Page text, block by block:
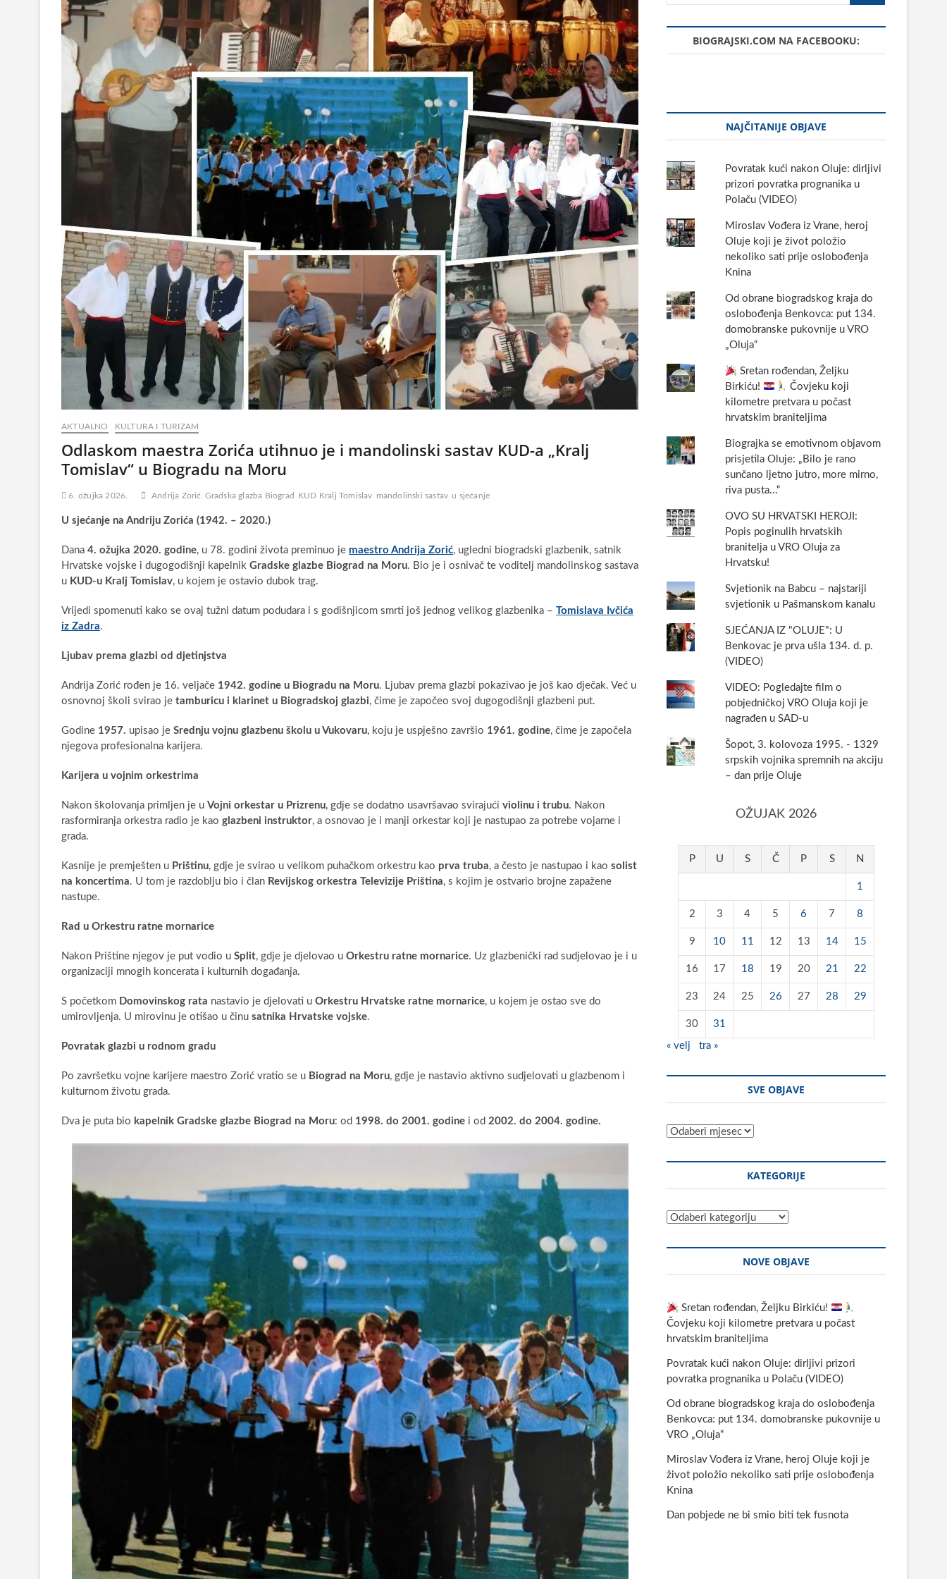
AKTUALNO KULTURA I TURIZAM
Odlaskom maestra Zorića utihnuo je i mandolinski sastav KUD-a „Kralj
Tomislav“ u Biogradu na Moru
6. ožujka 2026. Andrija Zorić Gradska glazba Biograd KUD Kralj Tomislav mandolinski sastav u sjećanje
U sjećanje na Andriju Zorića (1942. – 2020.)
Dana 4. ožujka 2020. godine, u 78. godini života preminuo je maestro Andrija Zorić, ugledni biogradski glazbenik, satnik
Hrvatske vojske i dugogodišnji kapelnik Gradske glazbe Biograd na Moru. Bio je i osnivač te voditelj mandolinskog sastava
u KUD-u Kralj Tomislav, u kojem je ostavio dubok trag.
Vrijedi spomenuti kako se ovaj tužni datum podudara i s godišnjicom smrti još jednog velikog glazbenika – Tomislava Ivčića
iz Zadra.
Ljubav prema glazbi od djetinjstva
Andrija Zorić rođen je 16. veljače 1942. godine u Biogradu na Moru. Ljubav prema glazbi pokazivao je još kao dječak. Već u
osnovnoj školi svirao je tamburicu i klarinet u Biogradskoj glazbi, čime je započeo svoj dugogodišnji glazbeni put.
Godine 1957. upisao je Srednju vojnu glazbenu školu u Vukovaru, koju je uspješno završio 1961. godine, čime je započela
njegova profesionalna karijera.
Karijera u vojnim orkestrima
Nakon školovanja primljen je u Vojni orkestar u Prizrenu, gdje se dodatno usavršavao svirajući violinu i trubu. Nakon
rasformiranja orkestra radio je kao glazbeni instruktor, a osnovao je i manji orkestar koji je nastupao za potrebe vojarne i
grada.
Kasnije je premješten u Prištinu, gdje je svirao u velikom puhačkom orkestru kao prva truba, a često je nastupao i kao solist
na koncertima. U tom je razdoblju bio i član Revijskog orkestra Televizije Priština, s kojim je ostvario brojne zapažene
nastupe.
Rad u Orkestru ratne mornarice
Nakon Prištine njegov je put vodio u Split, gdje je djelovao u Orkestru ratne mornarice. Uz glazbenički rad sudjelovao je i u
organizaciji mnogih koncerata i kulturnih događanja.
S početkom Domovinskog rata nastavio je djelovati u Orkestru Hrvatske ratne mornarice, u kojem je ostao sve do
umirovljenja. U mirovinu je otišao u činu satnika Hrvatske vojske.
Povratak glazbi u rodnom gradu
Po završetku vojne karijere maestro Zorić vratio se u Biograd na Moru, gdje je nastavio aktivno sudjelovati u glazbenom i
kulturnom životu grada.
Dva je puta bio kapelnik Gradske glazbe Biograd na Moru: od 1998. do 2001. godine i od 2002. do 2004. godine.
BIOGRAJSKI.COM NA FACEBOOKU:
NAJČITANIJE OBJAVE
Povratak kući nakon Oluje: dirljivi
prizori povratka prognanika u
Polaču (VIDEO)
Miroslav Vođera iz Vrane, heroj
Oluje koji je život položio
nekoliko sati prije oslobođenja
Knina
Od obrane biogradskog kraja do
oslobođenja Benkovca: put 134.
domobranske pukovnije u VRO
„Oluja“
Sretan rođendan, Željku
Birkiću!
Čovjeku koji
kilometre pretvara u počast
hrvatskim braniteljima
Biograjka se emotivnom objavom
prisjetila Oluje: „Bilo je rano
sunčano ljetno jutro, more mirno,
riva pusta...“
OVO SU HRVATSKI HEROJI:
Popis poginulih hrvatskih
branitelja u VRO Oluja za
Hrvatsku!
Svjetionik na Babcu – najstariji
svjetionik u Pašmanskom kanalu
SJEĆANJA IZ "OLUJE": U
Benkovac je prva ušla 134. d. p.
(VIDEO)
VIDEO: Pogledajte film o
pobjedničkoj VRO Oluja koji je
nagrađen u SAD-u
Šopot, 3. kolovoza 1995. - 1329
srpskih vojnika spremnih na akciju
– dan prije Oluje
OŽUJAK 2026
P U S Č P S N
1
2 3 4 5 6 7 8
9 10 11 12 13 14 15
16 17 18 19 20 21 22
23 24 25 26 27 28 29
30 31
« velj tra »
SVE OBJAVE
Sve
KATEGORIJE
Kategorije
NOVE OBJAVE
Sretan rođendan, Željku Birkiću!
Čovjeku koji kilometre pretvara u počast
hrvatskim braniteljima
Povratak kući nakon Oluje: dirljivi prizori
povratka prognanika u Polaču (VIDEO)
Od obrane biogradskog kraja do oslobođenja
Benkovca: put 134. domobranske pukovnije u
VRO „Oluja“
Miroslav Vođera iz Vrane, heroj Oluje koji je
život položio nekoliko sati prije oslobođenja
Knina
Dan pobjede ne bi smio biti tek fusnota